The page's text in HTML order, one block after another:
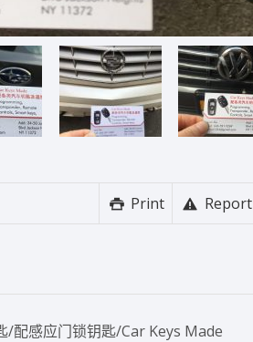
Report
Print
配感应门锁钥匙/Car Keys Made